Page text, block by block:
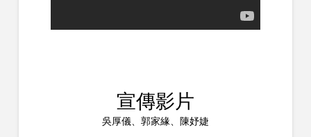
宣傳影片
吳厚儀、郭家緣、陳妤婕